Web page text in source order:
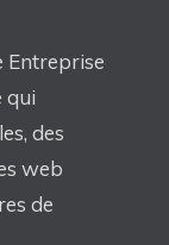
Entreprise
qui
des
web
de